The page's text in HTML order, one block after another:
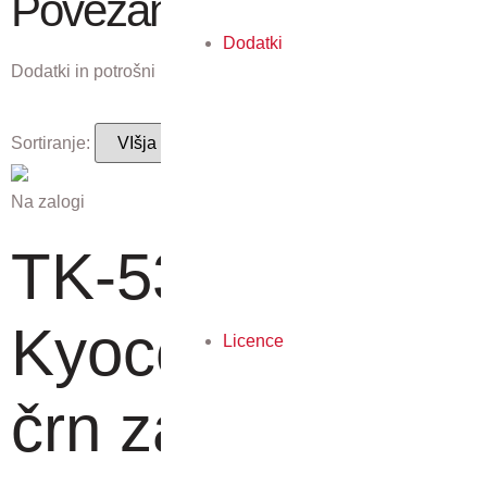
Dodatki
Licence
Povezani izdelki
Dodatki in potrošni material, ki ustreza temu izdelku.
Sortiranje:
Na zalogi
TK-5380K -
Kyocera toner
črn za 13.0...